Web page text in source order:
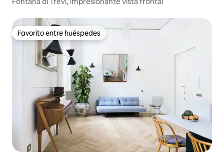
Favorito entre huéspedes
Favorito entre huéspedes